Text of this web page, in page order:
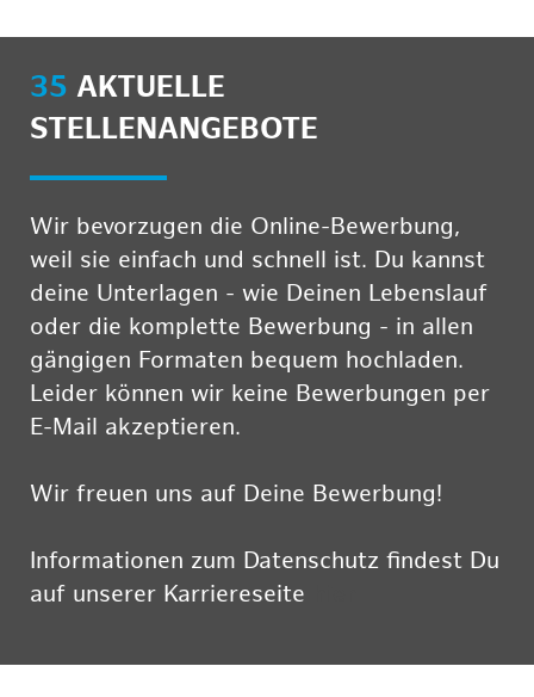
35 AKTUELLE
STELLENANGEBOTE
Wir bevorzugen die Online-Bewerbung,
weil sie einfach und schnell ist. Du kannst
deine Unterlagen - wie Deinen Lebenslauf
oder die komplette Bewerbung - in allen
gängigen Formaten bequem hochladen.
Leider können wir keine Bewerbungen per
E-Mail akzeptieren.
Wir freuen uns auf Deine Bewerbung!
Informationen zum Datenschutz findest Du
auf unserer Karriereseite